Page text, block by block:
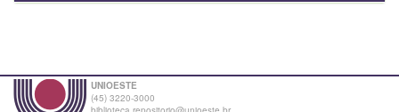
UNIOESTE
(45) 3220-3000